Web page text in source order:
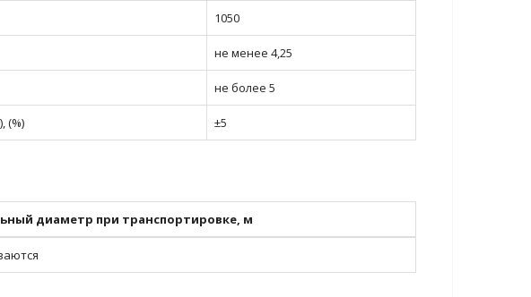
1050
не менее 4,25
не более 5
(%) ±5
диаметр при транспортировке, м